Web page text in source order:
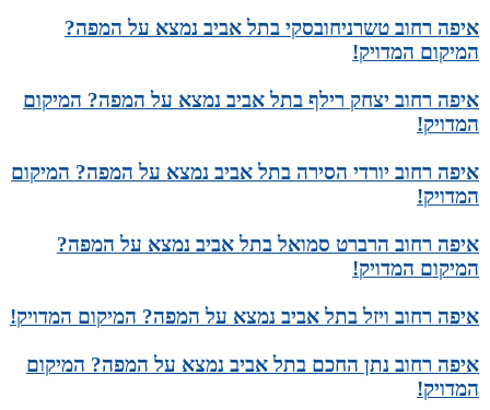
איפה רחוב טשרניחובסקי בתל אביב נמצא על המפה?
המיקום המדויק!
איפה רחוב יצחק רילף בתל אביב נמצא על המפה? המיקום
המדויק!
איפה רחוב יורדי הסירה בתל אביב נמצא על המפה? המיקום
המדויק!
איפה רחוב הרברט סמואל בתל אביב נמצא על המפה?
המיקום המדויק!
איפה רחוב ויזל בתל אביב נמצא על המפה? המיקום המדויק!
איפה רחוב נתן החכם בתל אביב נמצא על המפה? המיקום
המדויק!